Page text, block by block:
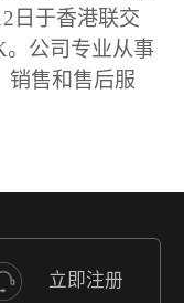
日于香港联交
。公司专业从事
销售和售后服
立即注册